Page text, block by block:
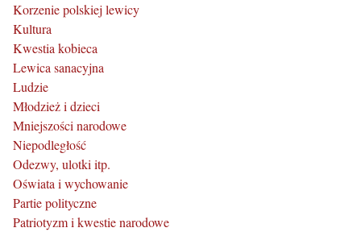
Korzenie polskiej lewicy
Kultura
Kwestia kobieca
Lewica sanacyjna
Ludzie
Młodzież i dzieci
Mniejszości narodowe
Niepodległość
Odezwy, ulotki itp.
Oświata i wychowanie
Partie polityczne
Patriotyzm i kwestie narodowe